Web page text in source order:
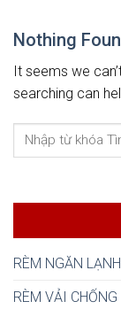
Nothing
It seems we
searching can
RÈM NGĂN
RÈM VẢI